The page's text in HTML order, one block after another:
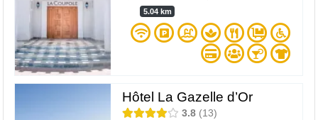
5.04 km
Hôtel La Gazelle d’Or
3.8
13